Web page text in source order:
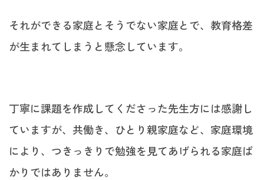
それができる家庭とそうでない家庭とで、教育格差
が生まれてしまうと懸念しています。
丁寧に課題を作成してくださった先生方には感謝し
ていますが、共働き、ひとり親家庭など、家庭環境
により、つきっきりで勉強を見てあげられる家庭ば
かりではありません。